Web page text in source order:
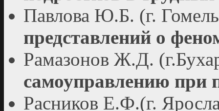
Павлова Ю.Б. (г.
представлений о
Рамазонов Ж.Д.
самоуправлению при
Расников Е.Ф.(г.